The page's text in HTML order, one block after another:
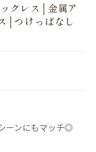
クレス│金属ア
│つけっぱなし
ーンにもマッチ◎